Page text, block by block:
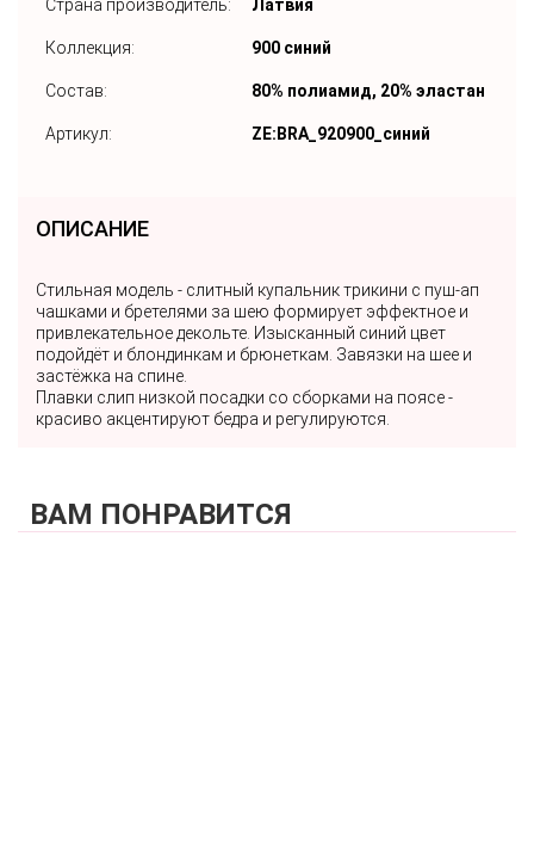
Страна производитель: Латвия
Коллекция: 900 синий
Состав: 80% полиамид, 20% эластан
Артикул: ZE:BRA_920900_синий
ОПИСАНИЕ
Стильная модель - слитный купальник трикини с пуш-ап
чашками и бретелями за шею формирует эффектное и
привлекательное декольте. Изысканный синий цвет
подойдёт и блондинкам и брюнеткам. Завязки на шее и
застёжка на спине.
Плавки слип низкой посадки со сборками на поясе -
красиво акцентируют бедра и регулируются.
ВАМ ПОНРАВИТСЯ